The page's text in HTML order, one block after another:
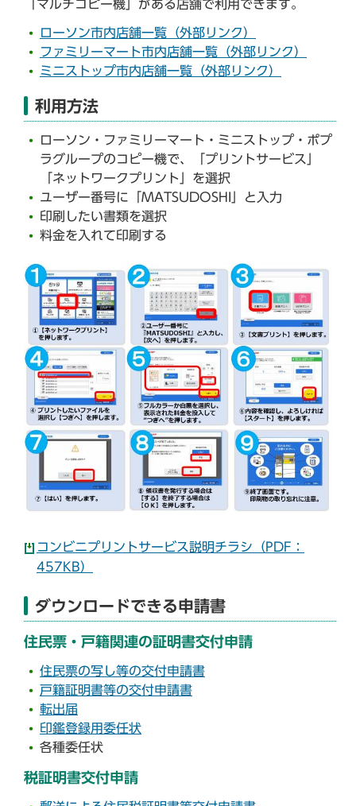
「マルチコピー機」がある店舗で利用できます。
ローソン市内店舗一覧（外部リンク）
ファミリーマート市内店舗一覧（外部リンク）
ミニストップ市内店舗一覧（外部リンク）
利用方法
ローソン・ファミリーマート・ミニストップ・ポプ
ラグループのコピー機で、「プリントサービス」
「ネットワークプリント」を選択
ユーザー番号に「MATSUDOSHI」と入力
印刷したい書類を選択
料金を入れて印刷する
コンビニプリントサービス説明チラシ（PDF：
457KB）
ダウンロードできる申請書
住民票・戸籍関連の証明書交付申請
住民票の写し等の交付申請書
戸籍証明書等の交付申請書
転出届
印鑑登録用委任状
各種委任状
税証明書交付申請